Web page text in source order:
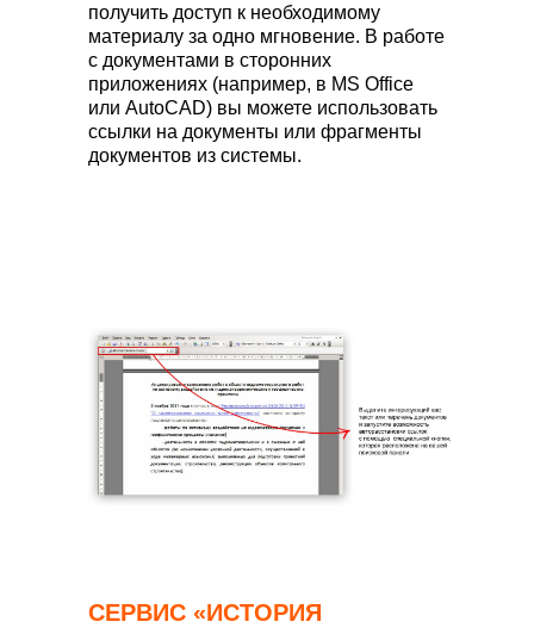
получить доступ к необходимому
материалу за одно мгновение. В работе
с документами в сторонних
приложениях (например, в MS Office
или AutoCAD) вы можете использовать
ссылки на документы или фрагменты
документов из системы.
СЕРВИС «ИСТОРИЯ